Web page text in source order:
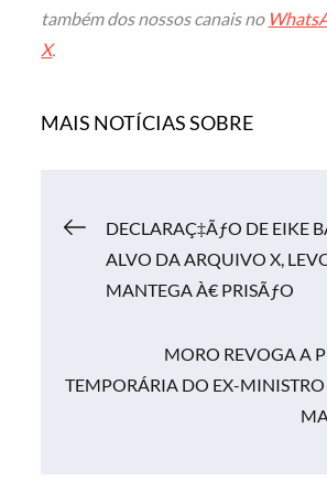
também dos nossos canais no
X.
MAIS NOTÍCIAS SOBRE
Navegação
de
DECLARAÇ‡ÃƒO DE EIKE
ALVO DA ARQUIVO X,
MANTEGA À€ PRISÃƒO
MORO REVOGA A
TEMPORÁRIA DO EX-